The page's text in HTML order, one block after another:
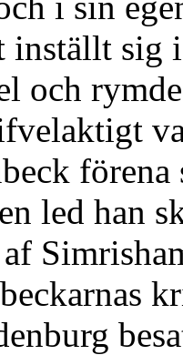
inställt sig
och
förena
led han